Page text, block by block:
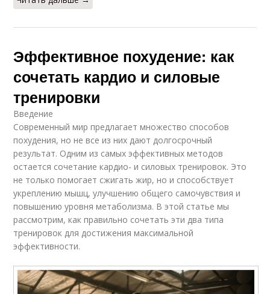
Эффективное похудение: как
сочетать кардио и силовые
тренировки
Введение
Современный мир предлагает множество способов
похудения, но не все из них дают долгосрочный
результат. Одним из самых эффективных методов
остается сочетание кардио- и силовых тренировок. Это
не только помогает сжигать жир, но и способствует
укреплению мышц, улучшению общего самочувствия и
повышению уровня метаболизма. В этой статье мы
рассмотрим, как правильно сочетать эти два типа
тренировок для достижения максимальной
эффективности.